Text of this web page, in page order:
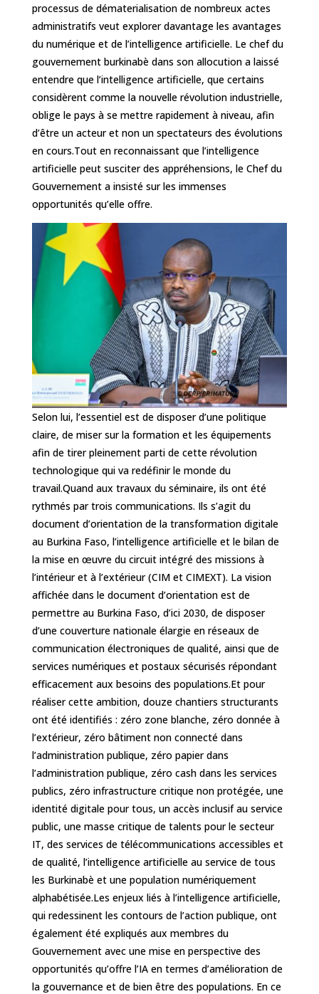
processus de dématerialisation de nombreux actes
administratifs veut explorer davantage les avantages
du numérique et de l’intelligence artificielle. Le chef du
gouvernement burkinabè dans son allocution a laissé
entendre que l’intelligence artificielle, que certains
considèrent comme la nouvelle révolution industrielle,
oblige le pays à se mettre rapidement à niveau, afin
d’être un acteur et non un spectateurs des évolutions
en cours.‎‎Tout en reconnaissant que l’intelligence
artificielle peut susciter des appréhensions, le Chef du
Gouvernement a insisté sur les immenses
opportunités qu’elle offre.
Selon lui, l’essentiel est de disposer d’une politique
claire, de miser sur la formation et les équipements
afin de tirer pleinement parti de cette révolution
technologique qui va redéfinir le monde du
travail.‎‎Quand aux travaux du séminaire, ils ont été
rythmés par trois communications. Ils s’agit du
document d’orientation de la transformation digitale
au Burkina Faso, l’intelligence artificielle et le bilan de
la mise en œuvre du circuit intégré des missions à
l’intérieur et à l’extérieur (CIM et CIMEXT). ‎La vision
affichée dans le document d’orientation est de
permettre au Burkina Faso, d’ici 2030, de disposer
d’une couverture nationale élargie en réseaux de
communication électroniques de qualité, ainsi que de
services numériques et postaux sécurisés répondant
efficacement aux besoins des populations.‎‎Et pour
réaliser cette ambition, douze chantiers structurants
ont été identifiés : zéro zone blanche, zéro donnée à
l’extérieur, zéro bâtiment non connecté dans
l’administration publique, zéro papier dans
l’administration publique, zéro cash dans les services
publics, zéro infrastructure critique non protégée, une
identité digitale pour tous, un accès inclusif au service
public, une masse critique de talents pour le secteur
IT, des services de télécommunications accessibles et
de qualité, l’intelligence artificielle au service de tous
les Burkinabè et une population numériquement
alphabétisée.‎‎Les enjeux liés à l’intelligence artificielle,
qui redessinent les contours de l’action publique, ont
également été expliqués aux membres du
Gouvernement avec une mise en perspective des
opportunités qu’offre l’IA en termes d’amélioration de
la gouvernance et de bien être des populations. ‎‎En ce